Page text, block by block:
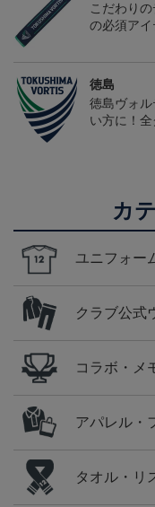
こだわり
の必須アイ
徳島
徳島ヴォ
い方に！全
カ
ユニフォー
クラブ公式
コラボ・メ
アパレル・
タオル・リ